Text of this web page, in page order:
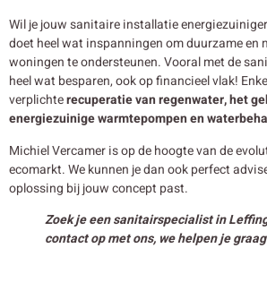
Wil je jouw sanitaire installatie
doet heel wat inspanningen om duurzame en
woningen te ondersteunen. Vooral met de
heel wat besparen, ook op financieel vlak!
verplichterecuperatie van regenwater, het
energiezuinige warmtepompen en
Michiel Vercamer is op de hoogte van de
ecomarkt. We kunnen je dan ook perfect
oplossing bij jouw concept past.
Zoek je een sanitairspecialist in
contact op met ons, we helpen je